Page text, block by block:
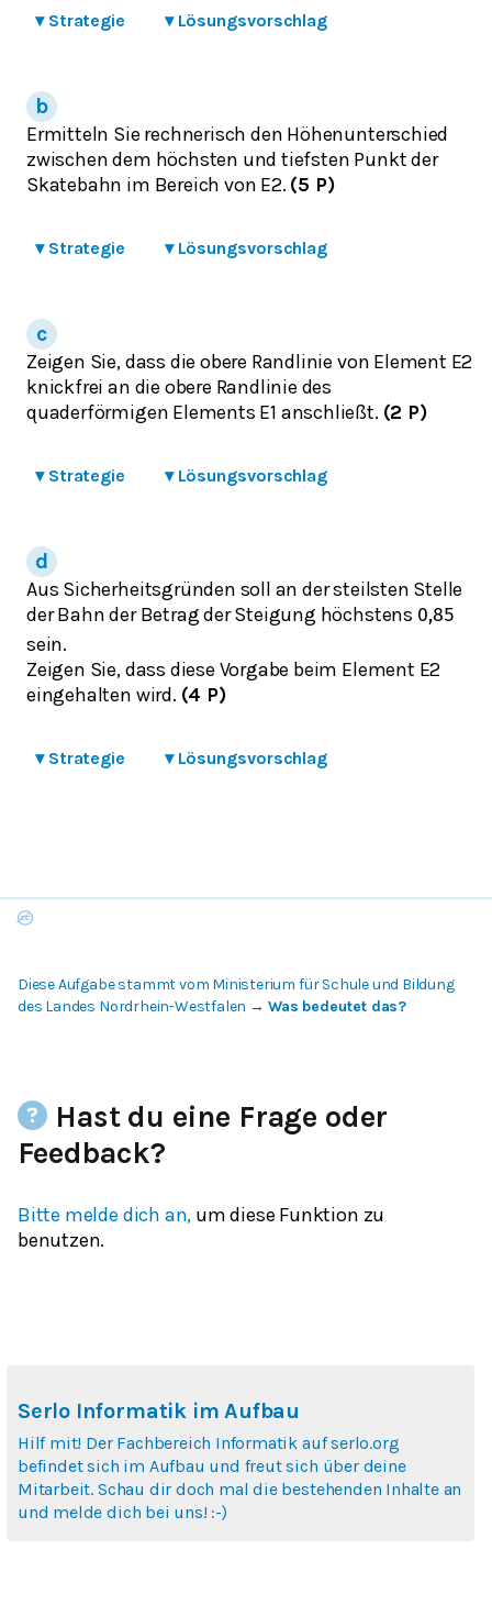
▾ Strategie ▾ Lösungsvorschlag
Ermitteln Sie rechnerisch den Höhenunterschied
zwischen dem höchsten und tiefsten Punkt der
Skatebahn im Bereich von E2. (5 P)
▾ Strategie ▾ Lösungsvorschlag
Zeigen Sie, dass die obere Randlinie von Element E2
knickfrei an die obere Randlinie des
quaderförmigen Elements E1 anschließt. (2 P)
▾ Strategie ▾ Lösungsvorschlag
Aus Sicherheitsgründen soll an der steilsten Stelle
der Bahn der Betrag der Steigung höchstens 0,85
sein.
Zeigen Sie, dass diese Vorgabe beim Element E2
eingehalten wird. (4 P)
▾ Strategie ▾ Lösungsvorschlag
Diese Aufgabe stammt vom Ministerium für Schule und Bildung
des Landes Nordrhein-Westfalen → Was bedeutet das?
Hast du eine Frage oder
Feedback?
Bitte melde dich an, um diese Funktion zu
benutzen.
Serlo Informatik im Aufbau
Hilf mit! Der Fachbereich Informatik auf serlo.org
befindet sich im Aufbau und freut sich über deine
Mitarbeit. Schau dir doch mal die bestehenden Inhalte an
und melde dich bei uns! :-)